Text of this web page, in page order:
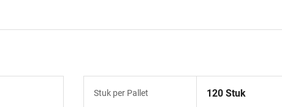
Stuk per Pallet 120 Stuk